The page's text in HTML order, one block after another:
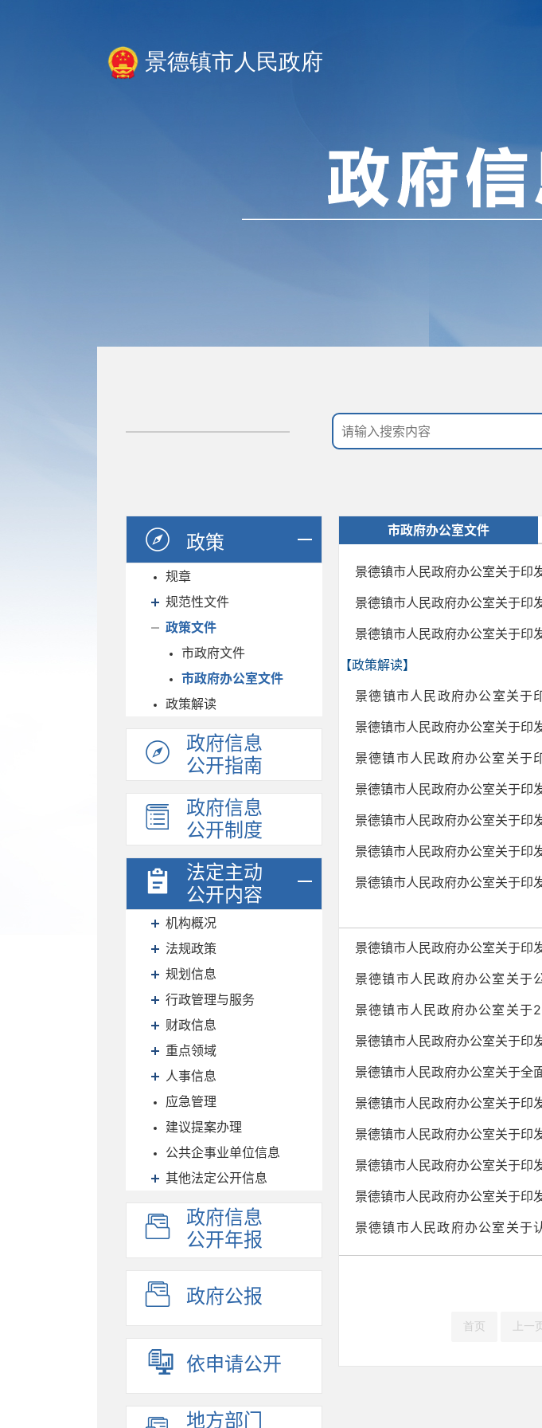
景德镇市人民政府
政策
规章
规范性文件
政策文件
市政府文件
市政府办公室文件
政策解读
政府信息
公开指南
政府信息
公开制度
法定主动
公开内容
机构概况
法规政策
规划信息
行政管理与服务
财政信息
重点领域
人事信息
应急管理
建议提案办理
公共企事业单位信息
其他法定公开信息
政府信息
公开年报
政府公报
依申请公开
地方部门
市政府办公室文件
景德镇市人民政府办公室关于印
景德镇市人民政府办公室关于印
景德镇市人民政府办公室关于印
【政策解读】
景德镇市人民政府办公室关于
突...
景德镇市人民政府办公室关于印
景德镇市人民政府办公室关于
年...
景德镇市人民政府办公室关于印
景德镇市人民政府办公室关于印
景德镇市人民政府办公室关于印
景德镇市人民政府办公室关于印
景德镇市人民政府办公室关于印
景德镇市人民政府办公室关于
市...
景德镇市人民政府办公室关于
责...
景德镇市人民政府办公室关于印
景德镇市人民政府办公室关于全
景德镇市人民政府办公室关于印
景德镇市人民政府办公室关于印
景德镇市人民政府办公室关于印
景德镇市人民政府办公室关于印
景德镇市人民政府办公室关于
首页 上一